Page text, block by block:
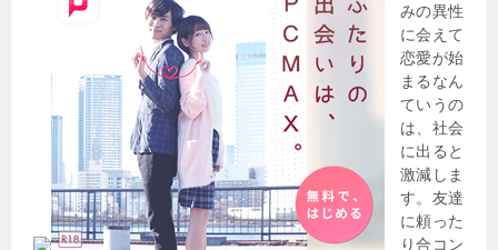
みの異性
に会えて
恋愛が始
まるなん
ていうの
は、社会
に出ると
激減しま
す。友達
に頼った
り合コン